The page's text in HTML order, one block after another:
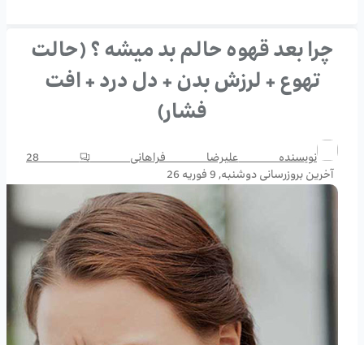
چرا بعد قهوه حالم بد میشه ؟ (حالت
تهوع + لرزش بدن + دل درد + افت
فشار)
نویسندهعلیرضا فراهانی
28
آخرین بروزرسانیدوشنبه, 9 فوریه 26